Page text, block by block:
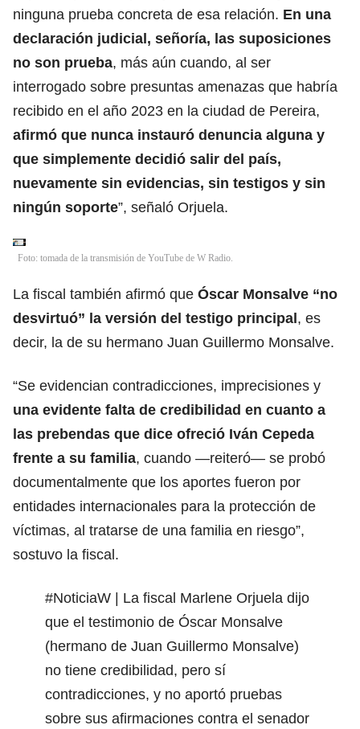
ninguna prueba concreta de esa relación. En una
declaración judicial, señoría, las suposiciones
no son prueba, más aún cuando, al ser
interrogado sobre presuntas amenazas que habría
recibido en el año 2023 en la ciudad de Pereira,
afirmó que nunca instauró denuncia alguna y
que simplemente decidió salir del país,
nuevamente sin evidencias, sin testigos y sin
ningún soporte”, señaló Orjuela.
Foto: tomada de la transmisión de YouTube de W Radio.
La fiscal también afirmó que Óscar Monsalve “no
desvirtuó” la versión del testigo principal, es
decir, la de su hermano Juan Guillermo Monsalve.
“Se evidencian contradicciones, imprecisiones y
una evidente falta de credibilidad en cuanto a
las prebendas que dice ofreció Iván Cepeda
frente a su familia, cuando —reiteró— se probó
documentalmente que los aportes fueron por
entidades internacionales para la protección de
víctimas, al tratarse de una familia en riesgo”,
sostuvo la fiscal.
#NoticiaW | La fiscal Marlene Orjuela dijo
que el testimonio de Óscar Monsalve
(hermano de Juan Guillermo Monsalve)
no tiene credibilidad, pero sí
contradicciones, y no aportó pruebas
sobre sus afirmaciones contra el senador